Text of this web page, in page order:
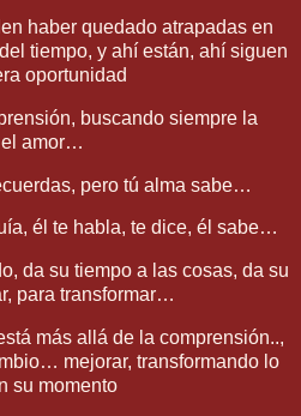
haber quedado atrapadas en
tiempo, y ahí están, ahí siguen
oportunidad
buscando siempre la
amor…
pero tú alma sabe…
él te habla, te dice, él sabe…
da su tiempo a las cosas, da su
para transformar…
más allá de la comprensión..,
mejorar, transformando lo
su momento